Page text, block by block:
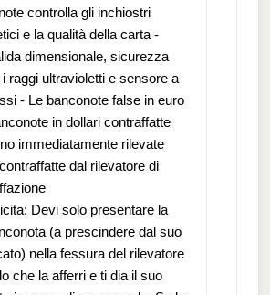
controlla gli inchiostri
e la qualità della carta -
dimensionale, sicurezza
raggi ultravioletti e sensore a
- Le banconote false in euro
in dollari contraffatte
immediatamente rilevate
dal rilevatore di
Devi solo presentare la
(a prescindere dal suo
nella fessura del rilevatore
che la afferri e ti dia il suo